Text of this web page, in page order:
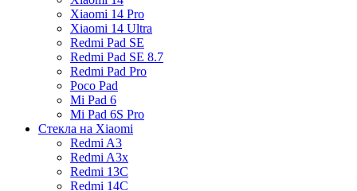
Xiaomi 14 Pro
Xiaomi 14 Ultra
Redmi Pad SE
Redmi Pad SE 8.7
Redmi Pad Pro
Poco Pad
Mi Pad 6
Mi Pad 6S Pro
Стекла на Xiaomi
Redmi A3
Redmi A3x
Redmi 13C
Redmi 14C